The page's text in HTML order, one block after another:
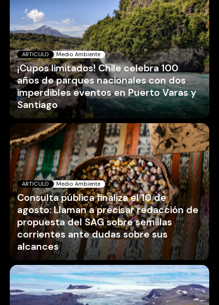
ARTICULO Medio Ambiente
¡Cupos limitados! Chile celebra 100
años de parques nacionales con dos
imperdibles eventos en Puerto Varas y
Santiago
ARTICULO Medio Ambiente
Consulta pública finaliza el 10 de
agosto: Llaman a precisar redacción de
propuesta del SAG sobre semillas
corrientes ante dudas sobre sus
alcances